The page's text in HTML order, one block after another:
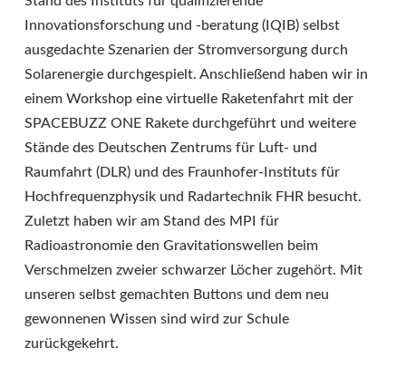
Innovationsforschung und -beratung (IQIB) selbst
ausgedachte Szenarien der Stromversorgung durch
Solarenergie durchgespielt. Anschließend haben wir in
einem Workshop eine virtuelle Raketenfahrt mit der
SPACEBUZZ ONE Rakete durchgeführt und weitere
Stände des Deutschen Zentrums für Luft- und
Raumfahrt (DLR) und des Fraunhofer-Instituts für
Hochfrequenzphysik und Radartechnik FHR besucht.
Zuletzt haben wir am Stand des MPI für
Radioastronomie den Gravitationswellen beim
Verschmelzen zweier schwarzer Löcher zugehört. Mit
unseren selbst gemachten Buttons und dem neu
gewonnenen Wissen sind wird zur Schule
zurückgekehrt.